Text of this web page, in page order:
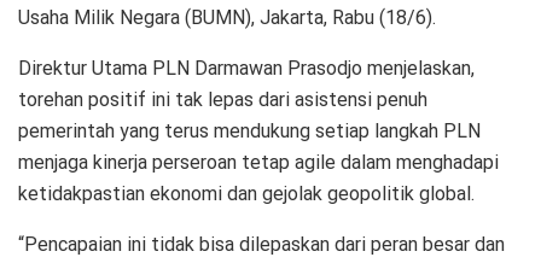
Usaha Milik Negara (BUMN), Jakarta, Rabu (18/6).
Direktur Utama PLN Darmawan Prasodjo menjelaskan,
torehan positif ini tak lepas dari asistensi penuh
pemerintah yang terus mendukung setiap langkah PLN
menjaga kinerja perseroan tetap agile dalam menghadapi
ketidakpastian ekonomi dan gejolak geopolitik global.
“Pencapaian ini tidak bisa dilepaskan dari peran besar dan